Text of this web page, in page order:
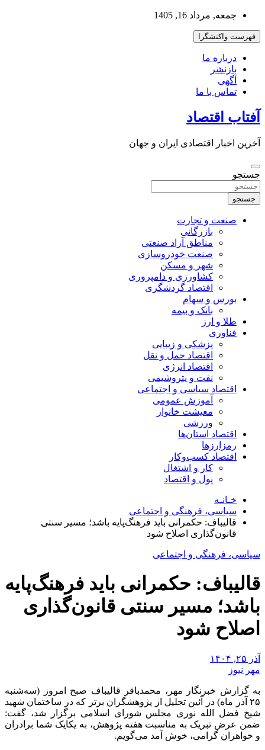
بروید
جمعه, مرداد 16, 1405
فهرست واکنشگرا
درباره ما
بازنشر
آگهی
تماس با ما
آفتاب اقتصاد
آخرین اخبار اقتصادی ایران و جهان
جستجو
جستجو
صنعت و تجارت
بازرگانی
مناطق آزاد صنعتی
صنعت خودروسازی
شهر و مسکن
کشاورزی و دامپروری
اقتصاد گردشگری
بورس و سهام
بانک و بیمه
طلا و ارز
فناوری
پزشکی و زیبایی
اقتصاد حمل و نقل
اقتصاد انرژی
نفت و پتروشیمی
اقتصاد سیاسی و اجتماعی
آموزش عمومی
معیشت خانوار
ورزشی
اقتصاد استان‌ها
رمزارزها
اقتصاد کسب‌و‌کار
کار و اشتغال
پول و اقتصاد
خـانـه
سیاسی، فرهنگی و اجتماعی
قالیباف: حکمرانی باید فرهنگ‌پایه باشد؛ مسیر سنتی
قانون‌گذاری اصلاح شود
سیاسی، فرهنگی و اجتماعی
قالیباف: حکمرانی باید فرهنگ‌پایه
باشد؛ مسیر سنتی قانون‌گذاری
اصلاح شود
آذر ۲۵, ۱۴۰۴
مهر نیوز
به گزارش خبرنگار مهر، محمدباقر قالیباف صبح امروز (سه‌شنبه
۲۵ آذر ماه) در آئین تجلیل از پژوهشگران برتر که در ساختمان شهید
شیخ فضل الله نوری مجلس شورای اسلامی برگزار شد، گفت:
ضمن عرض تبریک به مناسبت هفته پژوهش، به یکایک شما برادران
و خواهران گرامی، خوش آمد می‌گویم.